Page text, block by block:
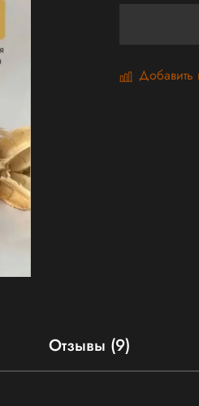
Добавить
Отзывы (9)